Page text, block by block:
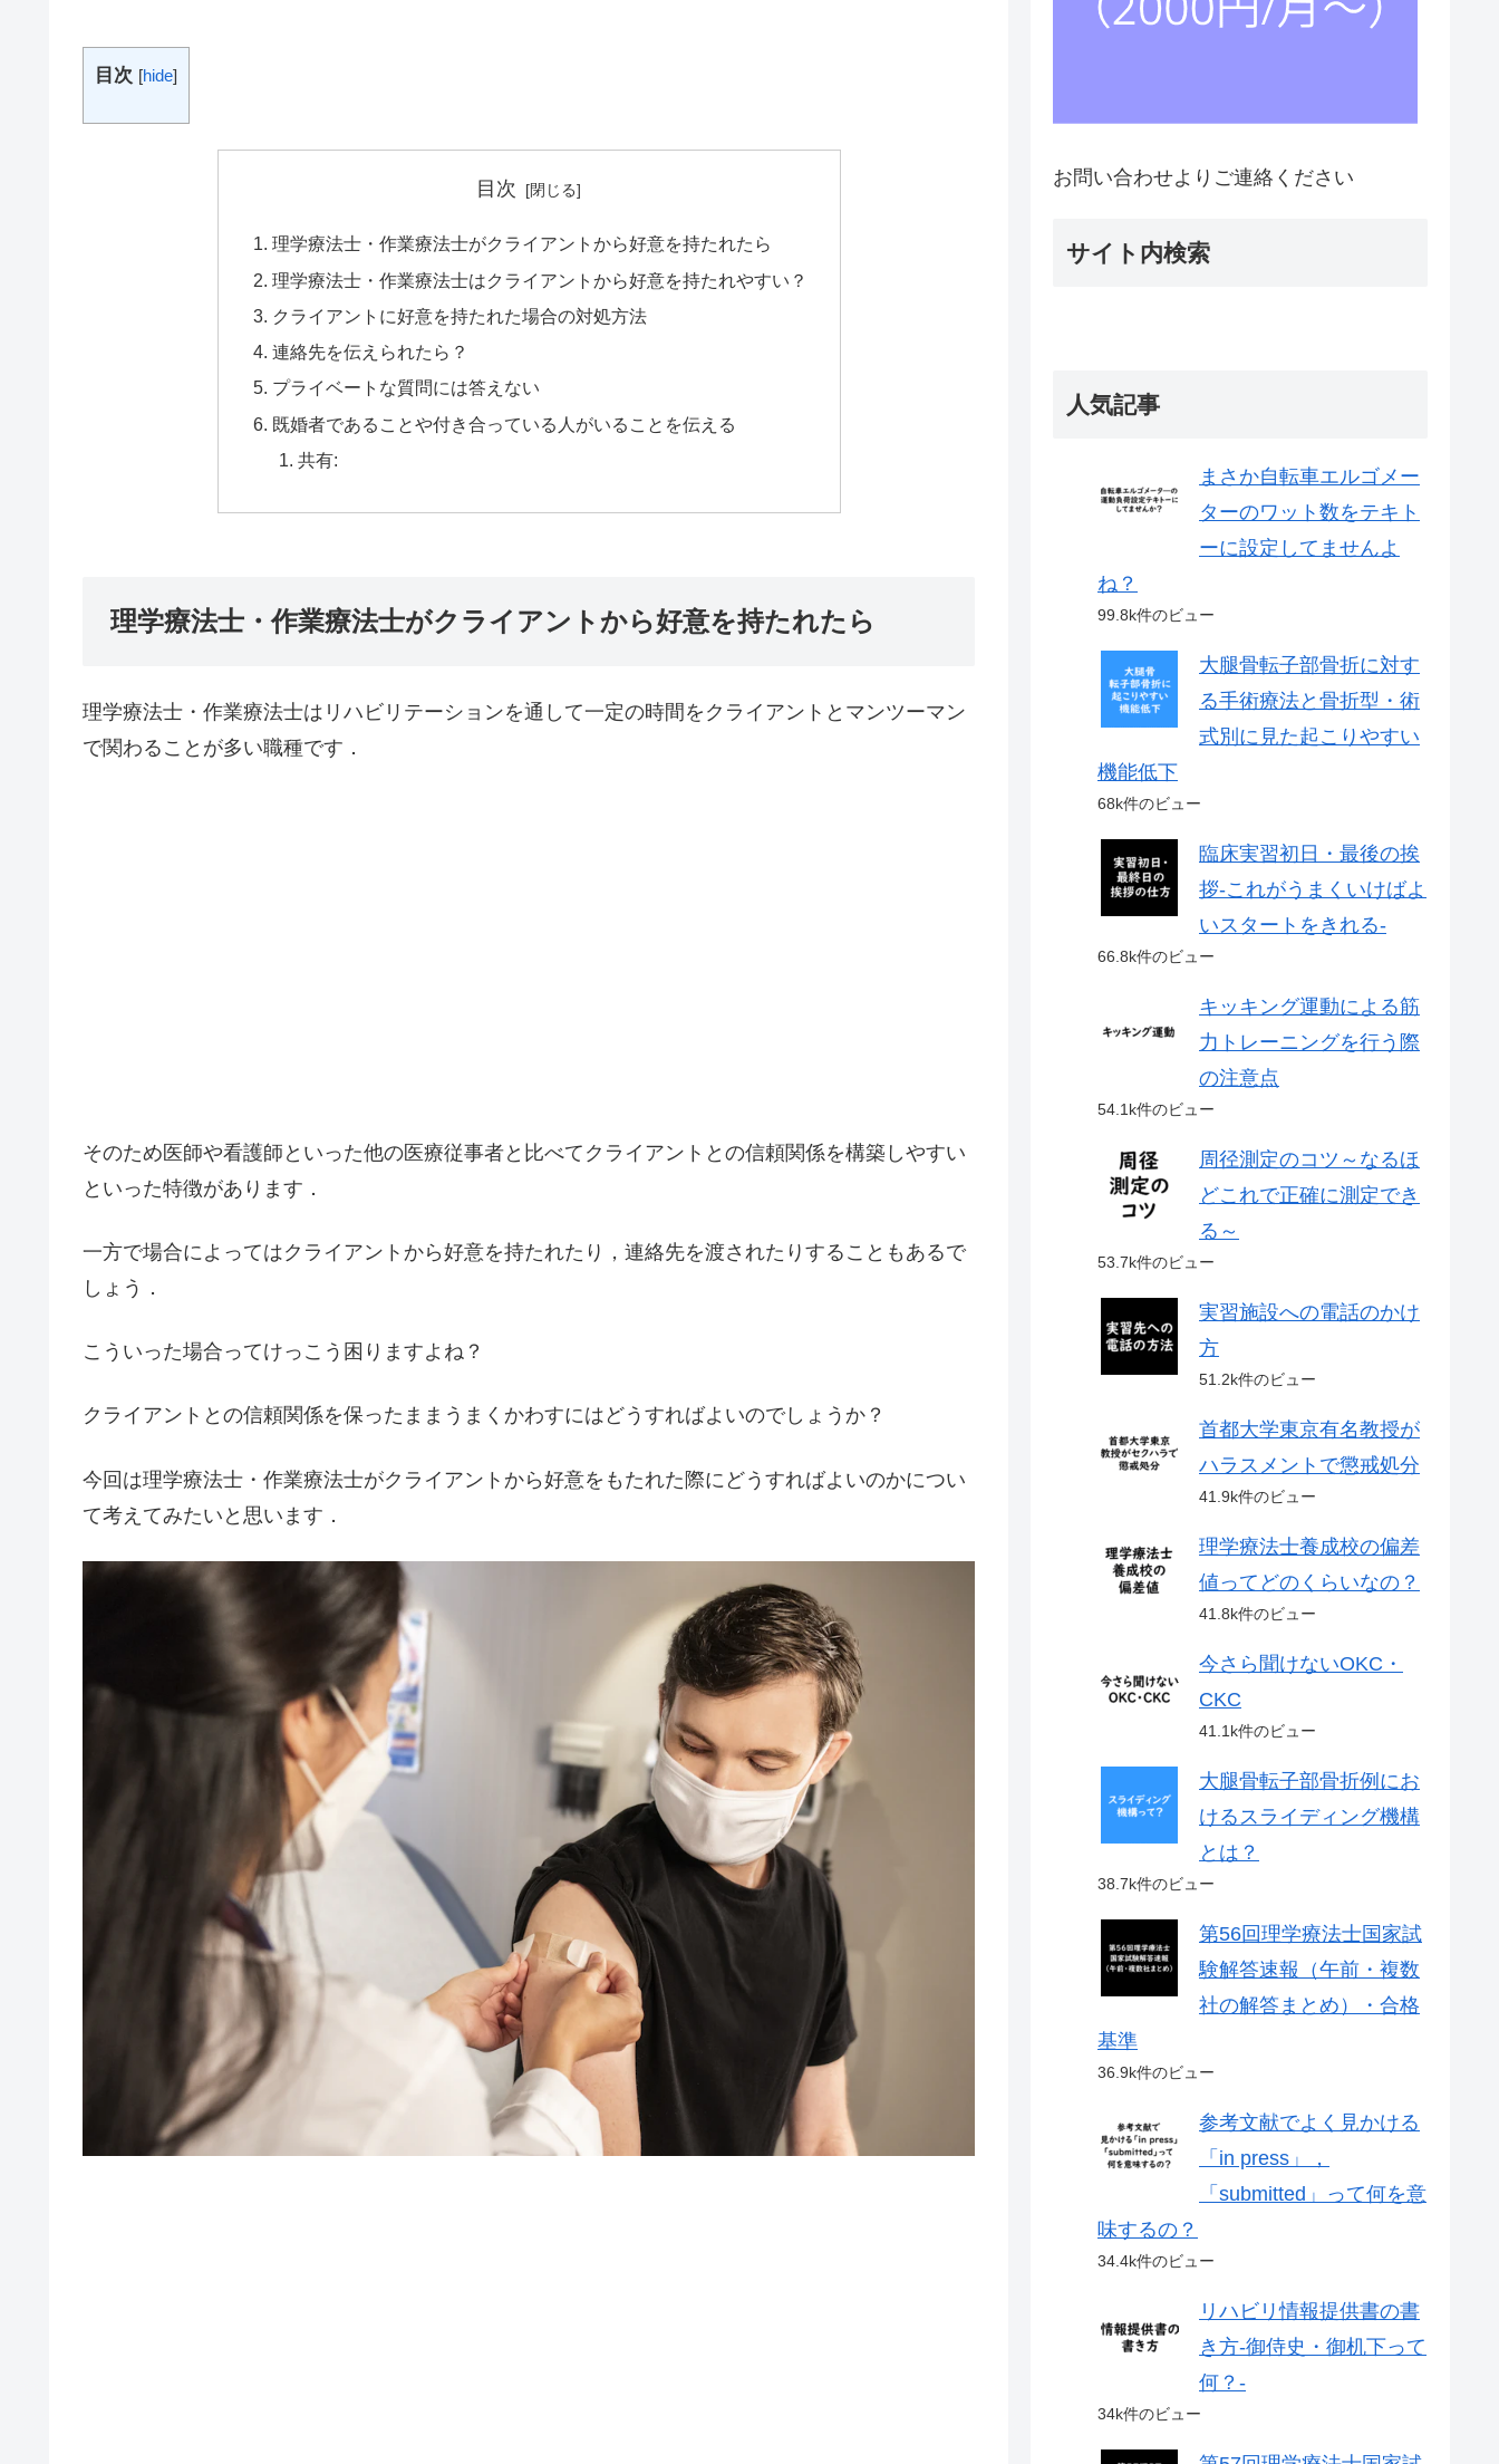
目次 [hide]
目次
理学療法士・作業療法士がクライアントから好意を持たれたら
理学療法士・作業療法士はクライアントから好意を持たれやすい？
クライアントに好意を持たれた場合の対処方法
連絡先を伝えられたら？
プライベートな質問には答えない
既婚者であることや付き合っている人がいることを伝える
共有:
理学療法士・作業療法士がクライアントから好意を持たれたら
理学療法士・作業療法士はリハビリテーションを通して一定の時間をクライアントとマンツーマン
で関わることが多い職種です．
そのため医師や看護師といった他の医療従事者と比べてクライアントとの信頼関係を構築しやすい
といった特徴があります．
一方で場合によってはクライアントから好意を持たれたり，連絡先を渡されたりすることもあるで
しょう．
こういった場合ってけっこう困りますよね？
クライアントとの信頼関係を保ったままうまくかわすにはどうすればよいのでしょうか？
今回は理学療法士・作業療法士がクライアントから好意をもたれた際にどうすればよいのかについ
て考えてみたいと思います．
お問い合わせよりご連絡ください
サイト内検索
人気記事
まさか自転車エルゴメー
ターのワット数をテキト
ーに設定してませんよ
ね？
99.8k件のビュー
大腿骨転子部骨折に対す
る手術療法と骨折型・術
式別に見た起こりやすい
機能低下
68k件のビュー
臨床実習初日・最後の挨
拶-これがうまくいけばよ
いスタートをきれる-
66.8k件のビュー
キッキング運動による筋
力トレーニングを行う際
の注意点
54.1k件のビュー
周径測定のコツ～なるほ
どこれで正確に測定でき
る～
53.7k件のビュー
実習施設への電話のかけ
方
51.2k件のビュー
首都大学東京有名教授が
ハラスメントで懲戒処分
41.9k件のビュー
理学療法士養成校の偏差
値ってどのくらいなの？
41.8k件のビュー
今さら聞けないOKC・
CKC
41.1k件のビュー
大腿骨転子部骨折例にお
けるスライディング機構
とは？
38.7k件のビュー
第56回理学療法士国家試
験解答速報（午前・複数
社の解答まとめ）・合格
基準
36.9k件のビュー
参考文献でよく見かける
「in press」，
「submitted」って何を意
味するの？
34.4k件のビュー
リハビリ情報提供書の書
き方-御侍史・御机下って
何？-
34k件のビュー